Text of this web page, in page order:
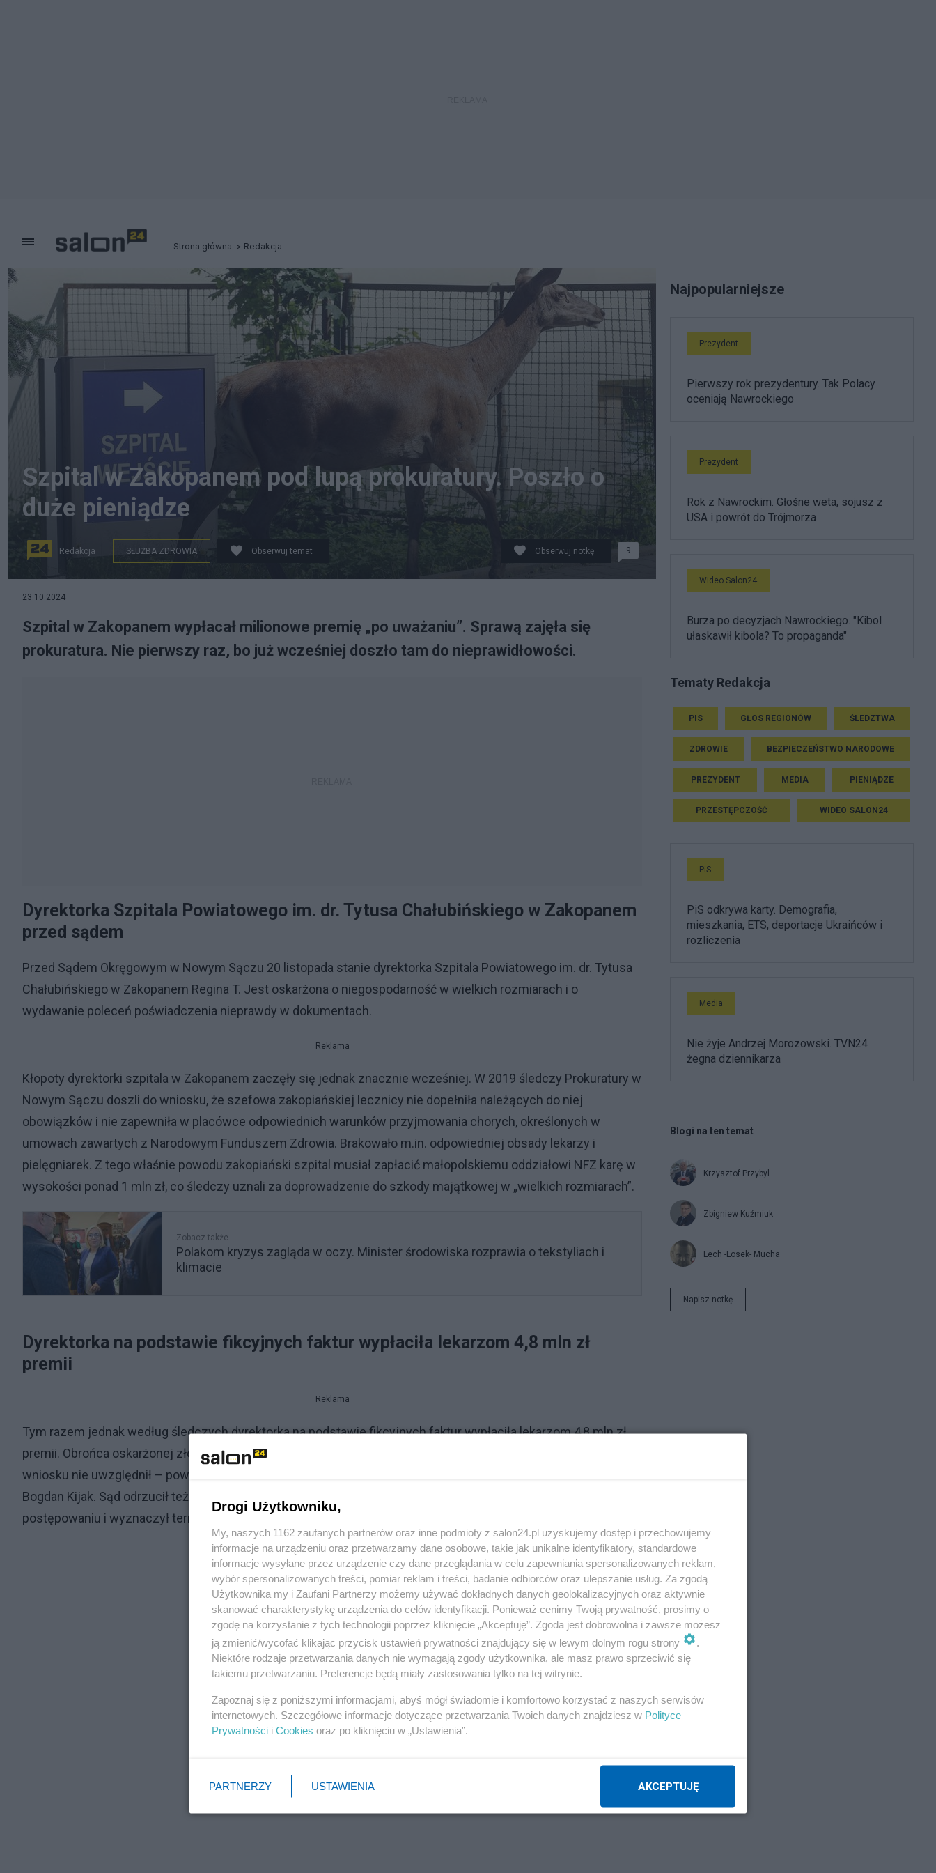
Strona główna Redakcja
Szpital w Zakopanem pod lupą prokuratury. Poszło o
duże pieniądze
Redakcja SŁUŻBA ZDROWIA Obserwuj temat Obserwuj notkę 9
23.10.2024
Szpital w Zakopanem wypłacał milionowe premię „po uważaniu”. Sprawą zajęła się
prokuratura. Nie pierwszy raz, bo już wcześniej doszło tam do nieprawidłowości.
Dyrektorka Szpitala Powiatowego im. dr. Tytusa Chałubińskiego w Zakopanem
przed sądem
Przed Sądem Okręgowym w Nowym Sączu 20 listopada stanie dyrektorka Szpitala Powiatowego im. dr. Tytusa
Chałubińskiego w Zakopanem Regina T. Jest oskarżona o niegospodarność w wielkich rozmiarach i o
wydawanie poleceń poświadczenia nieprawdy w dokumentach.
Reklama
Kłopoty dyrektorki szpitala w Zakopanem zaczęły się jednak znacznie wcześniej. W 2019 śledczy Prokuratury w
Nowym Sączu doszli do wniosku, że szefowa zakopiańskiej lecznicy nie dopełniła należących do niej
obowiązków i nie zapewniła w placówce odpowiednich warunków przyjmowania chorych, określonych w
umowach zawartych z Narodowym Funduszem Zdrowia. Brakowało m.in. odpowiedniej obsady lekarzy i
pielęgniarek. Z tego właśnie powodu zakopiański szpital musiał zapłacić małopolskiemu oddziałowi NFZ karę w
wysokości ponad 1 mln zł, co śledczy uznali za doprowadzenie do szkody majątkowej w „wielkich rozmiarach”.
Zobacz także
Polakom kryzys zagląda w oczy. Minister środowiska rozprawia o tekstyliach i
klimacie
Dyrektorka na podstawie fikcyjnych faktur wypłaciła lekarzom 4,8 mln zł
premii
Reklama
Tym razem jednak według śledczych dyrektorka na podstawie fikcyjnych faktur wypłaciła lekarzom 4,8 mln zł
premii. Obrońca oskarżonej złożył wniosek o umorzenie postępowania, ale sąd na posiedzeniu 25 września tego
wniosku nie uwzględnił – powiedział PAP we wtorek rzecznik Sądu Okręgowego w Nowym Sączu sędzia
Bogdan Kijak. Sąd odrzucił też wniosek o zwrot sprawy do prokuratury celem uzupełnienia braków w
postępowaniu i wyznaczył terminy pierwszych rozpraw na 20 i 22 listopada.
Najpopularniejsze
Prezydent
Pierwszy rok prezydentury. Tak Polacy
oceniają Nawrockiego
Prezydent
Rok z Nawrockim. Głośne weta, sojusz z
USA i powrót do Trójmorza
Wideo Salon24
Burza po decyzjach Nawrockiego. "Kibol
ułaskawił kibola? To propaganda"
Tematy Redakcja
PIS GŁOS REGIONÓW ŚLEDZTWA
ZDROWIE BEZPIECZEŃSTWO NARODOWE
PREZYDENT MEDIA PIENIĄDZE
PRZESTĘPCZOŚĆ WIDEO SALON24
PiS
PiS odkrywa karty. Demografia,
mieszkania, ETS, deportacje Ukraińców i
rozliczenia
Media
Nie żyje Andrzej Morozowski. TVN24
żegna dziennikarza
Blogi na ten temat
Krzysztof Przybyl
Zbigniew Kuźmiuk
Lech -Losek- Mucha
Napisz notkę
Drogi Użytkowniku,
My, naszych 1162 zaufanych partnerów oraz inne podmioty z salon24.pl uzyskujemy dostęp i przechowujemy
informacje na urządzeniu oraz przetwarzamy dane osobowe, takie jak unikalne identyfikatory, standardowe
informacje wysyłane przez urządzenie czy dane przeglądania w celu zapewniania spersonalizowanych reklam,
wybór spersonalizowanych treści, pomiar reklam i treści, badanie odbiorców oraz ulepszanie usług. Za zgodą
Użytkownika my i Zaufani Partnerzy możemy używać dokładnych danych geolokalizacyjnych oraz aktywnie
skanować charakterystykę urządzenia do celów identyfikacji. Ponieważ cenimy Twoją prywatność, prosimy o
zgodę na korzystanie z tych technologii poprzez kliknięcie „Akceptuję”. Zgoda jest dobrowolna i zawsze możesz
ją zmienić/wycofać klikając przycisk ustawień prywatności znajdujący się w lewym dolnym rogu strony
.
Niektóre rodzaje przetwarzania danych nie wymagają zgody użytkownika, ale masz prawo sprzeciwić się
takiemu przetwarzaniu. Preferencje będą miały zastosowania tylko na tej witrynie.
Zapoznaj się z poniższymi informacjami, abyś mógł świadomie i komfortowo korzystać z naszych serwisów
internetowych. Szczegółowe informacje dotyczące przetwarzania Twoich danych znajdziesz w Polityce
Prywatności i Cookies oraz po kliknięciu w „Ustawienia”.
PARTNERZY USTAWIENIA AKCEPTUJĘ